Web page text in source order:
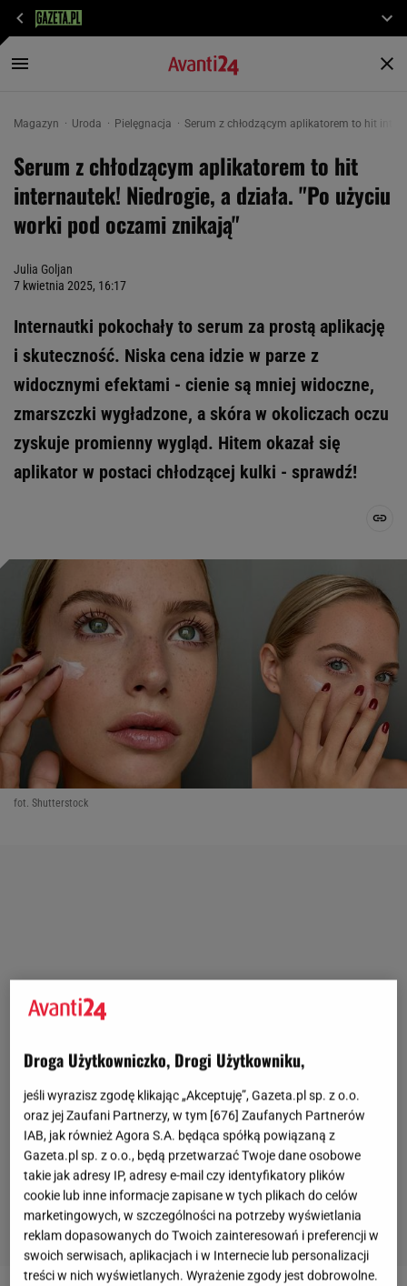
Magazyn Uroda Pielęgnacja Serum z chłodzącym aplikatorem to hit
Serum z chłodzącym aplikatorem to hit
internautek! Niedrogie, a działa. "Po użyciu
worki pod oczami znikają"
Julia Goljan
7 kwietnia 2025, 16:17
Internautki pokochały to serum za prostą aplikację
i skuteczność. Niska cena idzie w parze z
widocznymi efektami - cienie są mniej widoczne,
zmarszczki wygładzone, a skóra w okoliczach oczu
zyskuje promienny wygląd. Hitem okazał się
aplikator w postaci chłodzącej kulki - sprawdź!
fot. Shutterstock
Droga Użytkowniczko, Drogi Użytkowniku,
jeśli wyrazisz zgodę klikając „Akceptuję”, Gazeta.pl sp. z o.o.
oraz jej Zaufani Partnerzy, w tym [676] Zaufanych Partnerów
IAB, jak również Agora S.A. będąca spółką powiązaną z
Gazeta.pl sp. z o.o., będą przetwarzać Twoje dane osobowe
takie jak adresy IP, adresy e-mail czy identyfikatory plików
cookie lub inne informacje zapisane w tych plikach do celów
marketingowych, w szczególności na potrzeby wyświetlania
reklam dopasowanych do Twoich zainteresowań i preferencji w
swoich serwisach, aplikacjach i w Internecie lub personalizacji
treści w nich wyświetlanych. Wyrażenie zgody jest dobrowolne.